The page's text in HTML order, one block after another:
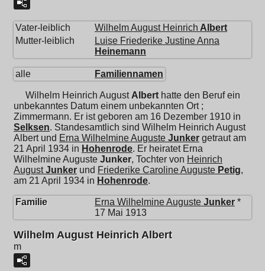
Vater-leiblich Wilhelm August Heinrich Albert
Mutter-leiblich
Luise Friederike Justine Anna
Heinemann
alle Familiennamen
Wilhelm Heinrich August Albert hatte den Beruf ein
unbekanntes Datum einem unbekannten Ort ;
Zimmermann. Er ist geboren am 16 Dezember 1910 in
Selksen. Standesamtlich sind Wilhelm Heinrich August
Albert und Erna Wilhelmine Auguste Junker getraut am
21 April 1934 in Hohenrode. Er heiratet Erna
Wilhelmine Auguste Junker, Tochter von Heinrich
August Junker und Friederike Caroline Auguste Petig,
am 21 April 1934 in Hohenrode.
Familie Erna Wilhelmine Auguste Junker *
17 Mai 1913
Wilhelm August Heinrich Albert
m